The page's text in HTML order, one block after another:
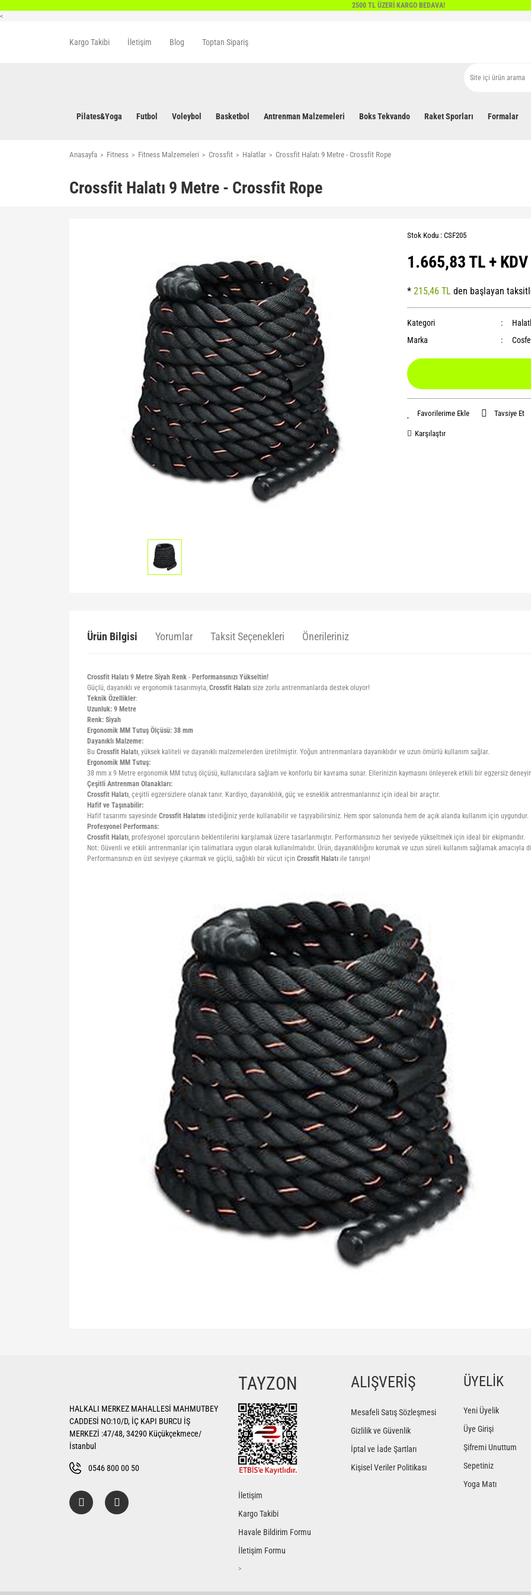
2500 TL ÜZERİ KARGO BEDAVA!
<
Kargo Takibi İletişim Blog Toptan Sipariş
Pilates&Yoga Futbol Voleybol Basketbol Antrenman Malzemeleri Boks Tekvando Raket Sporları Formalar
Anasayfa Fitness Fitness Malzemeleri Crossfit Halatlar Crossfit Halatı 9 Metre - Crossfit Rope
Crossfit Halatı 9 Metre - Crossfit Rope
Stok Kodu : CSF205
1.665,83 TL + KDV
* 215,46 TL den başlayan
Kategori
Marka
Tavsiye Et
Karşılaştır
Ürün Bilgisi Yorumlar Taksit Seçenekleri Önerileriniz
Crossfit Halatı 9 Metre Siyah Renk - Performansınızı Yükseltin!
Güçlü, dayanıklı ve ergonomik tasarımıyla, Crossfit Halatı size zorlu antrenmanlarda destek oluyor!
Teknik Özellikler:
Uzunluk: 9 Metre
Renk: Siyah
Ergonomik MM Tutuş Ölçüsü: 38 mm
Dayanıklı Malzeme:
Bu Crossfit Halatı, yüksek kaliteli ve dayanıklı malzemelerden üretilmiştir. Yoğun antrenmanlara dayanıklıdır ve uzun ömürlü kullanım sağlar.
Ergonomik MM Tutuş:
38 mm x 9 Metre ergonomik MM tutuş ölçüsü, kullanıcılara sağlam ve konforlu bir kavrama sunar. Ellerinizin kaymasını önleyerek etkili bir egzersiz
Çeşitli Antrenman Olanakları:
Crossfit Halatı, çeşitli egzersizlere olanak tanır. Kardiyo, dayanıklılık, güç ve esneklik antrenmanlarınız için ideal bir araçtır.
Hafif ve Taşınabilir:
Hafif tasarımı sayesinde Crossfit Halatını istediğiniz yerde kullanabilir ve taşıyabilirsiniz. Hem spor salonunda hem de açık alanda kullanım için uygundur.
Profesyonel Performans:
Crossfit Halatı, profesyonel sporcuların beklentilerini karşılamak üzere tasarlanmıştır. Performansınızı her seviyede yükseltmek için ideal bir ekipmandır.
Not: Güvenli ve etkili antrenmanlar için talimatlara uygun olarak kullanılmalıdır. Ürün, dayanıklılığını korumak ve uzun süreli kullanım sağlamak amacıyla
Performansınızı en üst seviyeye çıkarmak ve güçlü, sağlıklı bir vücut için Crossfit Halatı ile tanışın!
Yorum Yaz
Ürün resmi kalitesiz, bozuk veya görüntülenemiyor.
Ürün bilgilerinde hatalar bulunuyor.
Ürün fiyatı diğer sitelerden daha pahalı.
HALKALI MERKEZ MAHALLESİ MAHMUTBEY
CADDESİ NO:10/D, İÇ KAPI BURCU İŞ
MERKEZİ :47/48, 34290 Küçükçekmece/
İstanbul
0546 800 00 50
TAYZON
İletişim
Kargo Takibi
Havale Bildirim Formu
İletişim Formu
ALIŞVERİŞ
Mesafeli Satış Sözleşmesi
Gizlilik ve Güvenlik
İptal ve İade Şartları
Kişisel Veriler Politikası
ÜYELİK
Yeni Üyelik
Üye Girişi
Şifremi Unuttum
Sepetiniz
Yoga Matı
>